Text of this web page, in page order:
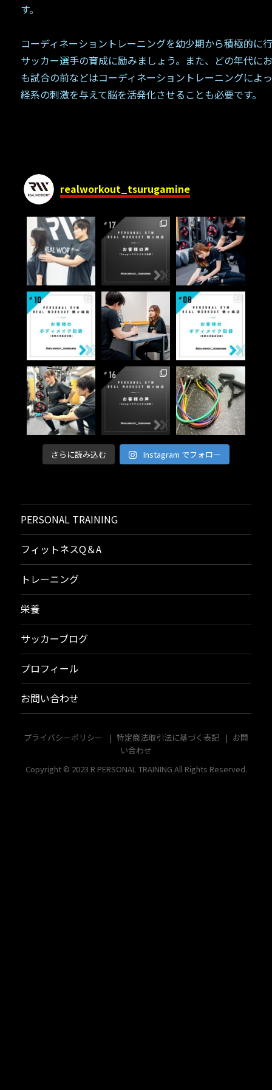
す。
コーディネーショントレーニングを幼少期から積極的に
サッカー選手の育成に励みましょう。また、どの年代に
も試合の前などはコーディネーショントレーニングによ
経系の刺激を与えて脳を活発化させることも必要です。
realworkout_tsurugamine
さらに読み込む Instagram でフォロー
PERSONAL TRAINING
フィットネスQ＆A
トレーニング
栄養
サッカーブログ
プロフィール
お問い合わせ
プライバシーポリシー 特定商法取引法に基づく表記
お問
い合わせ
Copyright © 2023 R PERSONAL TRAINING All Rights Reserved.